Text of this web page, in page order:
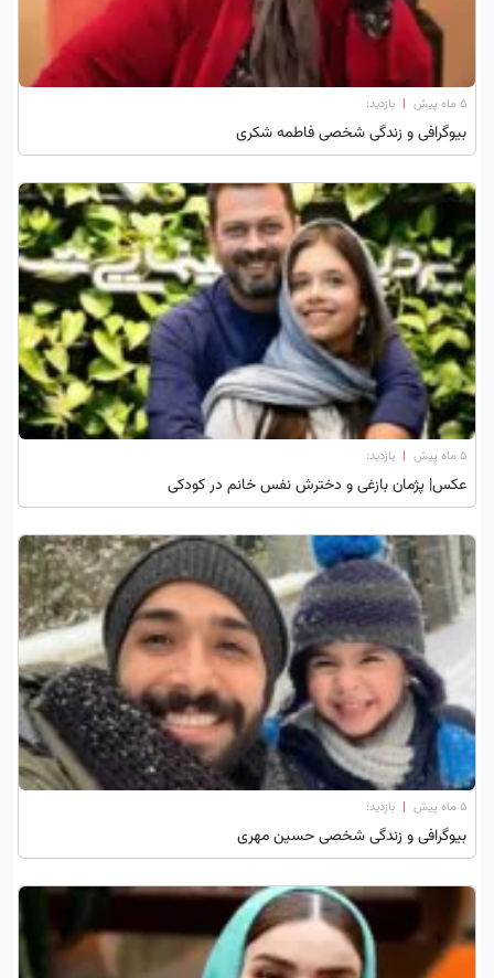
۵ ماه پیش | بازدید:
بیوگرافی و زندگی شخصی فاطمه شکری
۵ ماه پیش | بازدید:
عکس| پژمان بازغی و دخترش نفس خانم در کودکی
۵ ماه پیش | بازدید:
بیوگرافی و زندگی شخصی حسین مهری